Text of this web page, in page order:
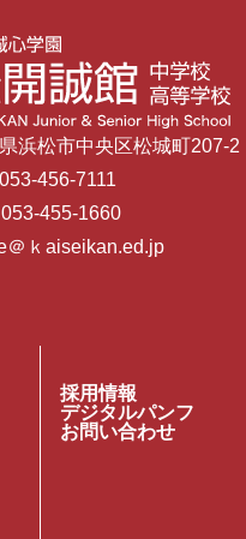
浜松市中央区松城町207-2
456-7111
455-1660
＠ｋaiseikan.ed.jp
採用情報
デジタルパンフ
お問い合わせ